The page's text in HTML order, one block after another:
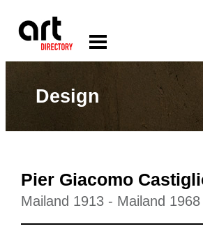
Design
Pier Giacomo
Mailand 1913 - Mailand 1968